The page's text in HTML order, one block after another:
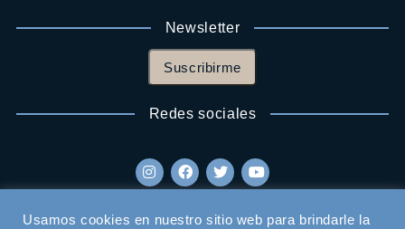
Newsletter
Suscribirme
Redes sociales
Usamos cookies en nuestro sitio web para brindarle la